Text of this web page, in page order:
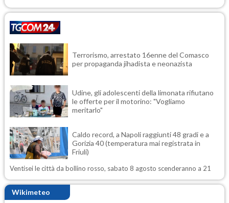
Terrorismo, arrestato 16enne del Comasco
per propaganda jihadista e neonazista
Udine, gli adolescenti della limonata rifiutano
le offerte per il motorino: "Vogliamo
meritarlo"
Caldo record, a Napoli raggiunti 48 gradi e a
Gorizia 40 (temperatura mai registrata in
Friuli)
Ventisei le città da bollino rosso, sabato 8 agosto scenderanno a 21
Wikimeteo